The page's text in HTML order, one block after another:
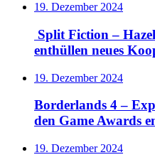
19. Dezember 2024
Split Fiction –
enthüllen neues
19. Dezember 2024
Borderlands 4 –
den Game Awards
19. Dezember 2024